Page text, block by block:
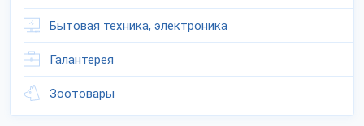
Бытовая техника, электроника
Галантерея
Зоотовары